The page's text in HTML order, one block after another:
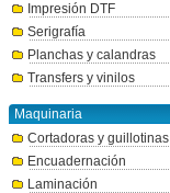
Impresión DTF
Serigrafía
Planchas y calandras
Transfers y vinilos
Maquinaria
Cortadoras y guillotinas
Encuadernación
Laminación